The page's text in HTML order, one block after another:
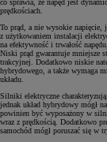
co sprawia, że napęd jest
prędkościach.
To prąd, a nie wysokie napięcie,
z użytkowaniem instalacji
na efektywność i trwałość
Niski prąd gwarantuje mniejsze
trakcyjnej. Dodatkowo niskie
hybrydowego, a także wymaga
układu.
Silniki elektryczne
jednak układ hybrydowy mógł
powinien być wyposażony w
wraz z prędkością. Dodatkowo
samochód mógł poruszać się w